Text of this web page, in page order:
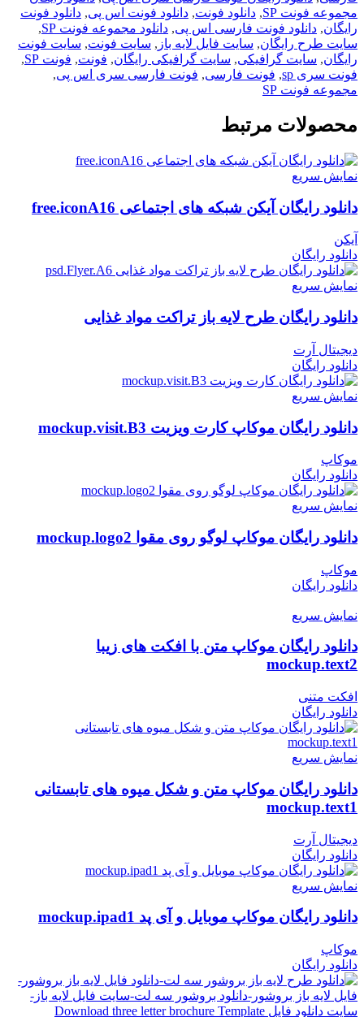
مجموعه فونت SP
, دانلود فونت, دانلود فونت اس پی, دانلود فونت
رایگان, دانلود فونت فارسی اس پی, دانلود مجموعه فونت SP
,
سایت طرح رایگان, سایت فایل لایه باز , سایت فونت, سایت فونت
رایگان, سایت گرافیکی, سایت گرافیکی رایگان, فونت, فونت SP
,
فونت سری sp
, فونت فارسی, فونت فارسی سری اس پی,
مجموعه فونت SP
محصولات مرتبط
نمایش سریع
دانلود رایگان آیکن شبکه های اجتماعی free.iconA16
آیکن
دانلود رایگان
نمایش سریع
دانلود رایگان طرح لايه باز تراکت مواد غذایی
دیجیتال آرت
دانلود رایگان
نمایش سریع
دانلود رایگان موکاپ کارت ویزیت mockup.visit.B3
موکاپ
دانلود رایگان
نمایش سریع
دانلود رایگان موکاپ لوگو روی مقوا mockup.logo2
موکاپ
دانلود رایگان
نمایش سریع
دانلود رایگان موکاپ متن با افکت های زیبا
mockup.text2
افکت متنی
دانلود رایگان
نمایش سریع
دانلود رایگان موکاپ متن و شکل میوه های تابستانی
mockup.text1
دیجیتال آرت
دانلود رایگان
نمایش سریع
دانلود رایگان موکاپ موبایل و آی پد mockup.ipad1
موکاپ
دانلود رایگان